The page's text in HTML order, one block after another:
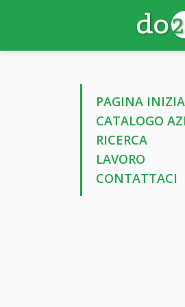
PAGINA
CATALOGO
RICERCA
LAVORO
CONTATTACI